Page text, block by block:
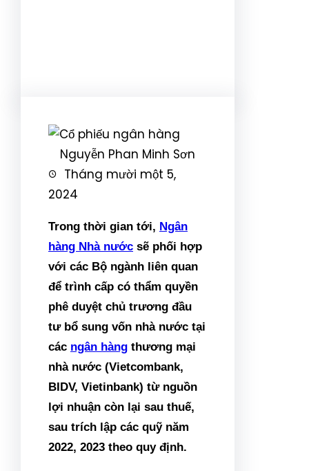
Nguyễn Phan Minh Sơn
Tháng mười một 5,
2024
Trong thời gian tới, Ngân
hàng Nhà nước sẽ phối hợp
với các Bộ ngành liên quan
để trình cấp có thẩm quyền
phê duyệt chủ trương đầu
tư bổ sung vốn nhà nước tại
các ngân hàng thương mại
nhà nước (Vietcombank,
BIDV, Vietinbank) từ nguồn
lợi nhuận còn lại sau thuế,
sau trích lập các quỹ năm
2022, 2023 theo quy định.